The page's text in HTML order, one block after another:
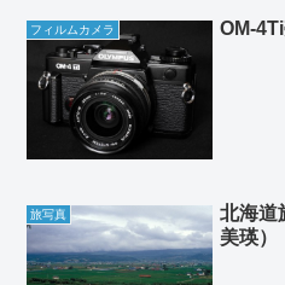
フィルムカメラ OM-
旅写真
北海道
美瑛）